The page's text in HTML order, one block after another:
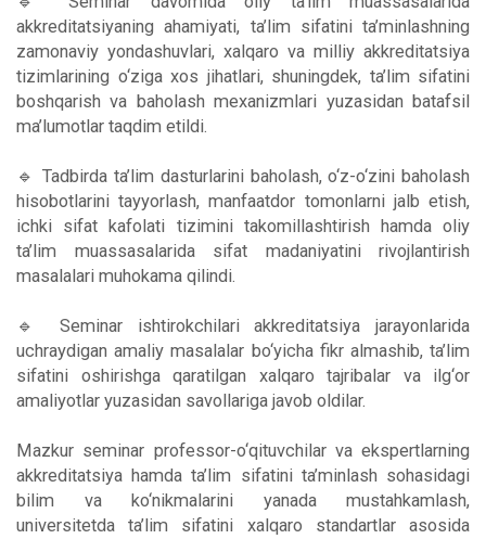
akkreditatsiyaning ahamiyati, ta’lim sifatini ta’minlashning
zamonaviy yondashuvlari, xalqaro va milliy akkreditatsiya
tizimlarining o‘ziga xos jihatlari, shuningdek, ta’lim sifatini
boshqarish va baholash mexanizmlari yuzasidan batafsil
ma’lumotlar taqdim etildi.
🔹 Tadbirda ta’lim dasturlarini baholash, o‘z-o‘zini baholash
hisobotlarini tayyorlash, manfaatdor tomonlarni jalb etish,
ichki sifat kafolati tizimini takomillashtirish hamda oliy
ta’lim muassasalarida sifat madaniyatini rivojlantirish
masalalari muhokama qilindi.
🔹 Seminar ishtirokchilari akkreditatsiya jarayonlarida
uchraydigan amaliy masalalar bo‘yicha fikr almashib, ta’lim
sifatini oshirishga qaratilgan xalqaro tajribalar va ilg‘or
amaliyotlar yuzasidan savollariga javob oldilar.
Mazkur seminar professor-o‘qituvchilar va ekspertlarning
akkreditatsiya hamda ta’lim sifatini ta’minlash sohasidagi
bilim va ko‘nikmalarini yanada mustahkamlash,
universitetda ta’lim sifatini xalqaro standartlar asosida